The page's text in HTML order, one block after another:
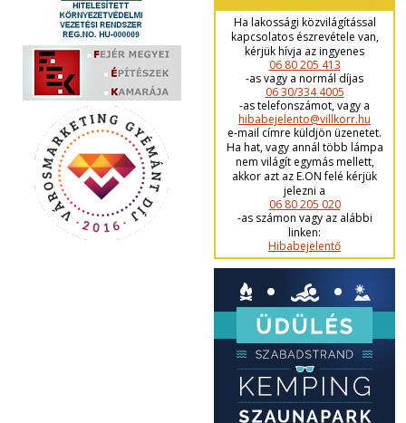
Ha lakossági közvilágítással
kapcsolatos észrevétele van,
kérjük hívja az ingyenes
06 80 205 413
-as vagy a normál díjas
06 30/334 4005
-as telefonszámot, vagy a
hibabejelento@villkorr.hu
e-mail címre küldjön üzenetet.
Ha hat, vagy annál több lámpa
nem világít egymás mellett,
akkor azt az E.ON felé kérjük
jelezni a
06 80 205 020
-as számon vagy az alábbi
linken:
Hibabejelentő